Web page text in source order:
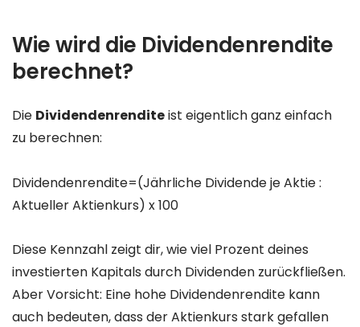
Wie wird die Dividendenrendite
berechnet?
Die Dividendenrenditeist eigentlich ganz einfach
zu berechnen:
Dividendenrendite=(Jährliche Dividende je Aktie :
Aktueller Aktienkurs) x 100
Diese Kennzahl zeigt dir, wie viel Prozent deines
investierten Kapitals durch Dividenden zurückfließen.
Aber Vorsicht: Eine hohe Dividendenrendite kann
auch bedeuten, dass der Aktienkurs stark gefallen